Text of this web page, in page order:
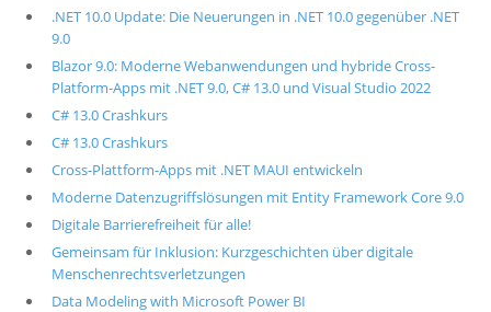
.NET 10.0 Update: Die Neuerungen in .NET 10.0 gegenüber .NET
9.0
Blazor 9.0: Moderne Webanwendungen und hybride Cross-
Platform-Apps mit .NET 9.0, C# 13.0 und Visual Studio 2022
C# 13.0 Crashkurs
C# 13.0 Crashkurs
Cross-Plattform-Apps mit .NET MAUI entwickeln
Moderne Datenzugriffslösungen mit Entity Framework Core 9.0
Digitale Barrierefreiheit für alle!
Gemeinsam für Inklusion: Kurzgeschichten über digitale
Menschenrechtsverletzungen
Data Modeling with Microsoft Power BI